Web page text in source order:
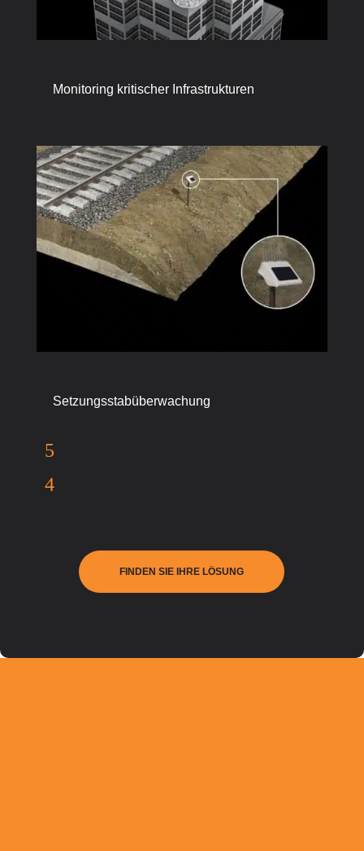
Monitoring kritischer Infrastrukturen
Setzungsstabüberwachung
FINDEN SIE IHRE LÖSUNG